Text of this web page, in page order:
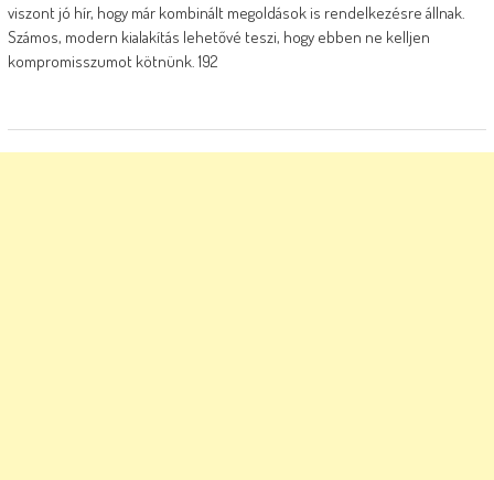
viszont jó hír, hogy már kombinált megoldások is rendelkezésre állnak.
Számos, modern kialakítás lehetővé teszi, hogy ebben ne kelljen
kompromisszumot kötnünk. 192